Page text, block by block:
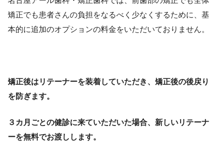
矯正でも患者さんの負担をなるべく少なくするために、基
本的に追加のオプションの料金をいただいておりません。
矯正後はリテーナーを装着していただき、矯正後の後戻り
を防ぎます。
３カ月ごとの健診に来ていただいた場合、新しいリテーナ
ーを無料でお渡しします。